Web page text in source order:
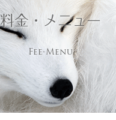
料金・メニュー
Fee-Menu